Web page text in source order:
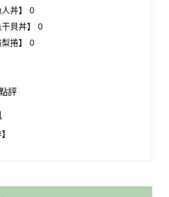
人丼】 0
干貝丼】 0
梨捲】 0
評